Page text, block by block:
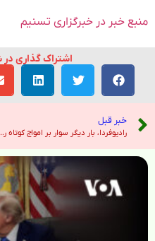
منبع خبر در خبرگزاری تسنیم
اشتراک گذاری
خبر قبل
رادیوفردا، بار دیگر سوار